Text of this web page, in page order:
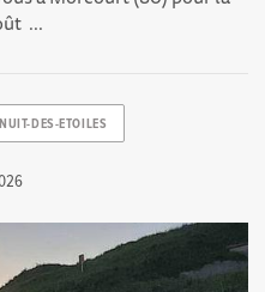
...
NUIT-DES-ETOILES